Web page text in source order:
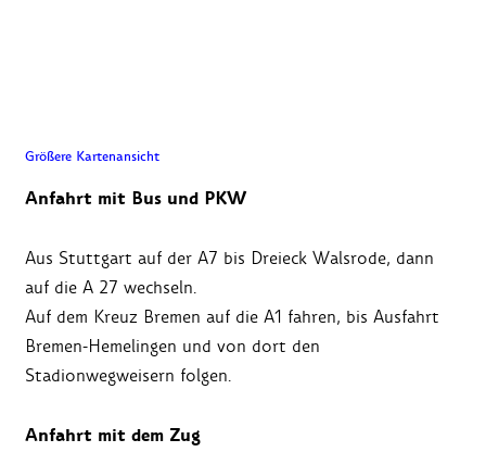
Größere Kartenansicht
Anfahrt mit Bus und PKW
Aus Stuttgart auf der A7 bis Dreieck Walsrode, dann
auf die A 27 wechseln.
Auf dem Kreuz Bremen auf die A1 fahren, bis Ausfahrt
Bremen-Hemelingen und von dort den
Stadionwegweisern folgen.
Anfahrt mit dem Zug